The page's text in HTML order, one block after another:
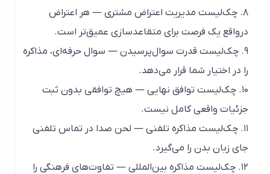
۸. چک‌لیست مدیریت اعتراض مشتری — هر اعتراض
درواقع یک فرصت برای متقاعدسازی عمیق‌تر است.
۹. چک‌لیست قدرت سوال‌پرسیدن — سوال حرفه‌ای، مذاکره
را در اختیار شما قرار می‌دهد.
۱۰. چک‌لیست توافق نهایی — هیچ توافقی بدون ثبت
جزئیات واقعی کامل نیست.
۱۱. چک‌لیست مذاکره تلفنی — لحن صدا در تماس تلفنی
جای زبان بدن را می‌گیرد.
۱۲. چک‌لیست مذاکره بین‌المللی — تفاوت‌های فرهنگی را